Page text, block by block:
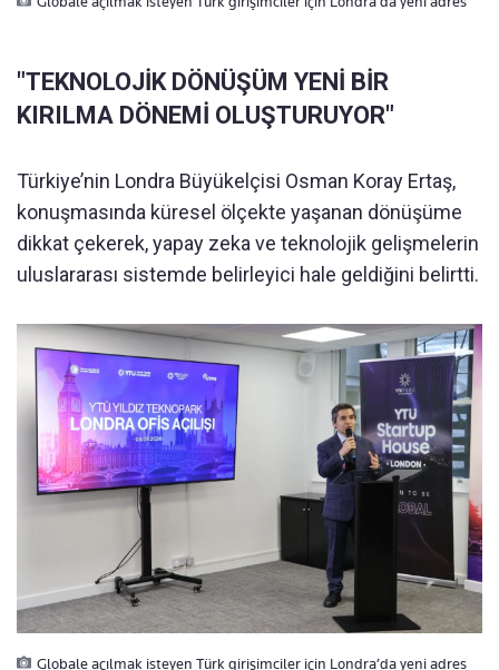
"TEKNOLOJİK DÖNÜŞÜM YENİ BİR
KIRILMA DÖNEMİ OLUŞTURUYOR"
Türkiye’nin Londra Büyükelçisi Osman Koray Ertaş,
konuşmasında küresel ölçekte yaşanan dönüşüme
dikkat çekerek, yapay zeka ve teknolojik gelişmelerin
uluslararası sistemde belirleyici hale geldiğini belirtti.
Globale açılmak isteyen Türk girişimciler için Londra’da yeni adres